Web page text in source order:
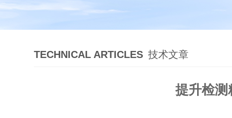
TECHNICAL ARTICLES 技术文章
提升检测